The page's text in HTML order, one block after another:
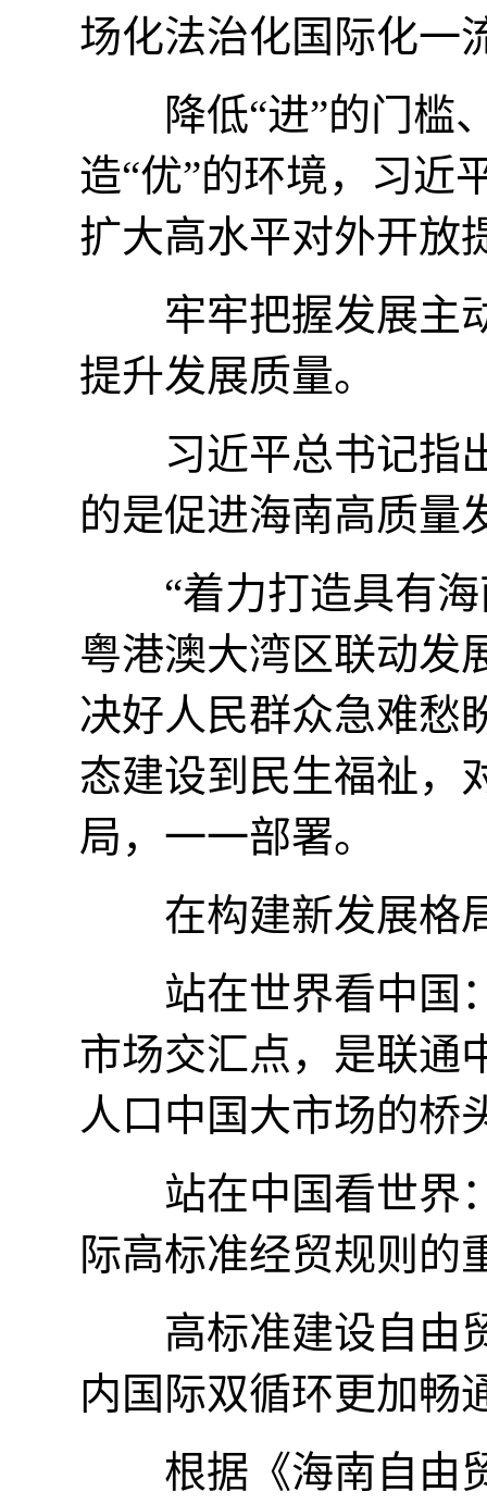
场化法治化国际化
降低“进”的门槛、
造“优”的环境，习近
扩大高水平对外开放
牢牢把握发展主动
提升发展质量。
习近平总书记指出
的是促进海南高质量
“着力打造具有海
粤港澳大湾区联动发
决好人民群众急难
态建设到民生福祉，
局，一一部署。
在构建新发展格
站在世界看中国：
市场交汇点，是联通
人口中国大市场的桥
站在中国看世界：
际高标准经贸规则的
高标准建设自由贸
内国际双循环更加畅
根据《海南自由贸